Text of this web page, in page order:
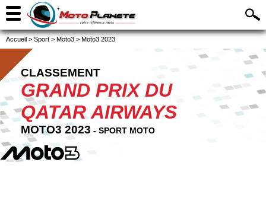
Accueil > Sport > Moto3 > Moto3 2023
CLASSEMENT
GRAND PRIX DU
QATAR AIRWAYS
MOTO3 2023 - SPORT MOTO